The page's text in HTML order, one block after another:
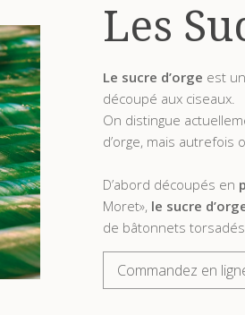
Les
Le sucre d’orge est
découpé aux ciseaux.
On distingue
d’orge, mais
D’abord découpés en
Moret», le sucre
de bâtonnets
Commandez en